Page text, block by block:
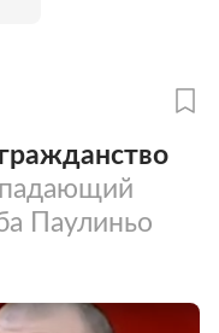
Паулиньо